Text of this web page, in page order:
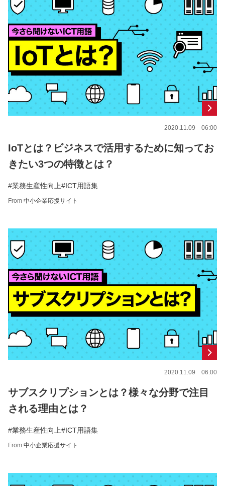
2020.11.09 06:00
IoTとは？ビジネスで活用するために知ってお
きたい3つの特徴とは？
#業務生産性向上#ICT用語集
From 中小企業応援サイト
2020.11.09 06:00
サブスクリプションとは？様々な分野で注目
される理由とは？
#業務生産性向上#ICT用語集
From 中小企業応援サイト